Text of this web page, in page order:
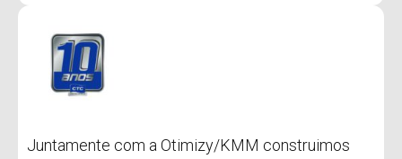
Juntamente com a Otimizy/KMM construimos